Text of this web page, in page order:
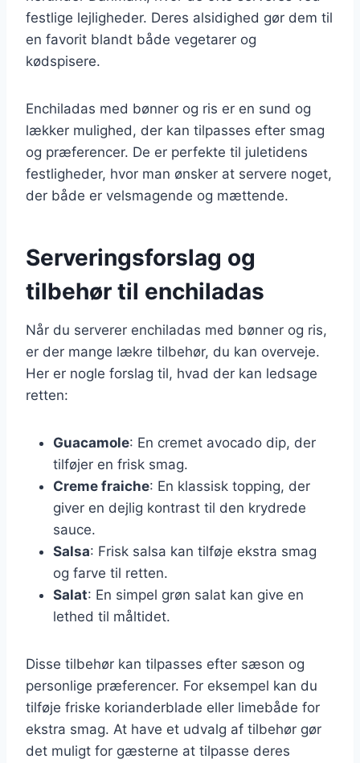
festlige lejligheder. Deres alsidighed gør dem til
en favorit blandt både vegetarer og
kødspisere.
Enchiladas med bønner og ris er en sund og
lækker mulighed, der kan tilpasses efter smag
og præferencer. De er perfekte til juletidens
festligheder, hvor man ønsker at servere noget,
der både er velsmagende og mættende.
Serveringsforslag og
tilbehør til enchiladas
Når du serverer enchiladas med bønner og ris,
er der mange lækre tilbehør, du kan overveje.
Her er nogle forslag til, hvad der kan ledsage
retten:
Guacamole: En cremet avocado dip, der
tilføjer en frisk smag.
Creme fraiche: En klassisk topping, der
giver en dejlig kontrast til den krydrede
sauce.
Salsa: Frisk salsa kan tilføje ekstra smag
og farve til retten.
Salat: En simpel grøn salat kan give en
lethed til måltidet.
Disse tilbehør kan tilpasses efter sæson og
personlige præferencer. For eksempel kan du
tilføje friske korianderblade eller limebåde for
ekstra smag. At have et udvalg af tilbehør gør
det muligt for gæsterne at tilpasse deres